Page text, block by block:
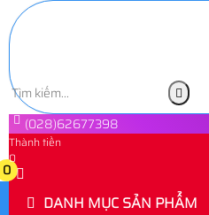
(028)62677398
Thành tiền
0
0
DANH MỤC SẢN PHẨM